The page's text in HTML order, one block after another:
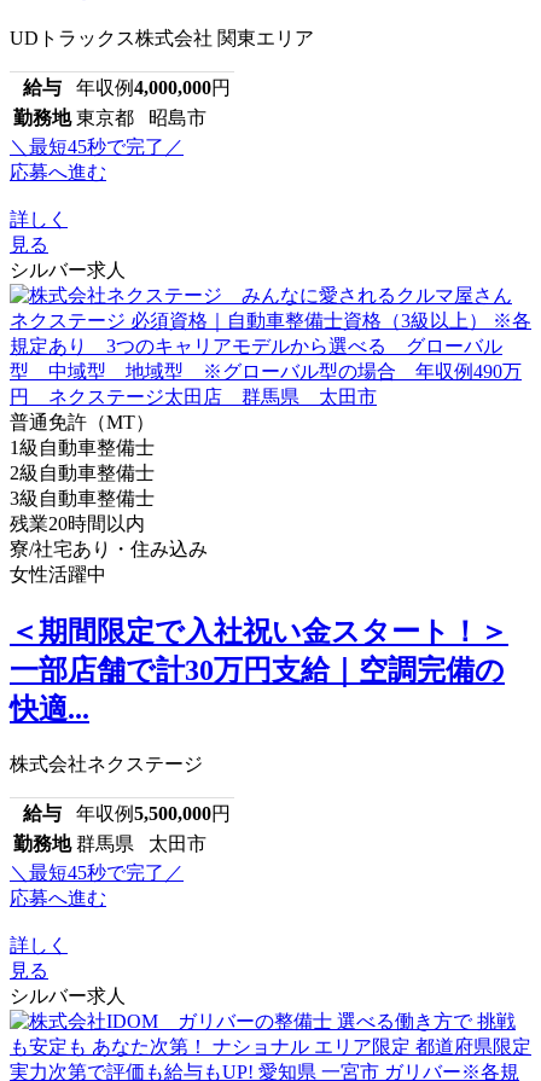
UDトラックス株式会社 関東エリア
給与 年収例4,000,000円
勤務地 東京都 昭島市
＼最短45秒で完了／
応募へ進む
詳しく
見る
シルバー求人
普通免許（MT）
1級自動車整備士
2級自動車整備士
3級自動車整備士
残業20時間以内
寮/社宅あり・住み込み
女性活躍中
＜期間限定で入社祝い金スタート！＞
一部店舗で計30万円支給｜空調完備の
快適...
株式会社ネクステージ
給与 年収例5,500,000円
勤務地 群馬県 太田市
＼最短45秒で完了／
応募へ進む
詳しく
見る
シルバー求人